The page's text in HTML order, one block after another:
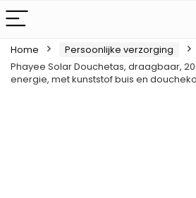
Home Persoonlijke verzorging
Phayee Solar Douchetas, draagbaar,
energie, met kunststof buis en